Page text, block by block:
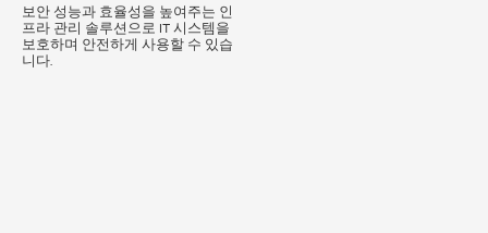
보안 성능과 효율성을 높여주는 인
프라 관리 솔루션으로 IT 시스템을
보호하며 안전하게 사용할 수 있습
니다.